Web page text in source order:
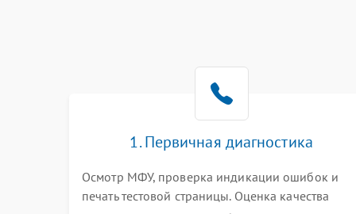
Проблемы с механикой
1. Первичная диагностика
Осмотр МФУ, проверка индикации ошибок и
печать тестовой страницы. Оценка качества